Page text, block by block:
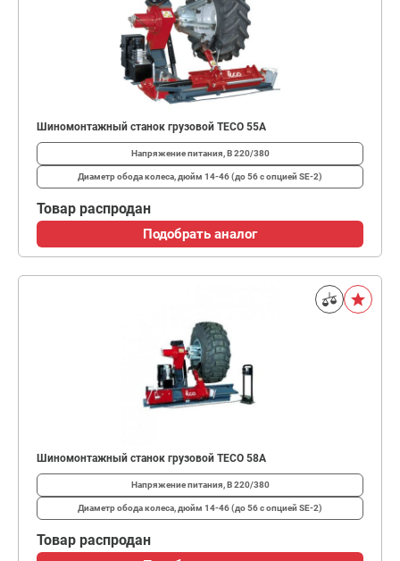
Шиномонтажный станок грузовой TECO 55А
Напряжение питания, В220/380
Диаметр обода колеса, дюйм 14-46 (до 56 с опцией SE-2)
Товар распродан
Подобрать аналог
Шиномонтажный станок грузовой TECO 58А
Напряжение питания, В220/380
Диаметр обода колеса, дюйм 14-46 (до 56 с опцией SE-2)
Товар распродан